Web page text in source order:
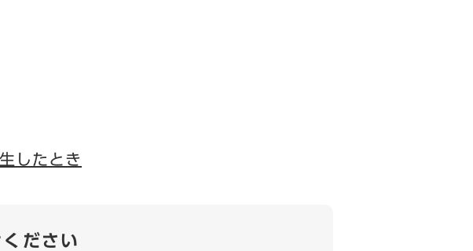
したとき
ださい